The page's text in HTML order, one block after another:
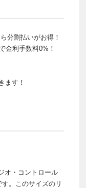
分割払いがお得！
金利手数料0%！
ます！
オ・コントロール
。このサイズのリ